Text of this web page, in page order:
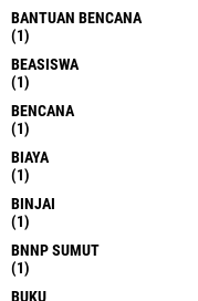
BANTUAN BENCANA
(1)
BEASISWA
(1)
BENCANA
(1)
BIAYA
(1)
BINJAI
(1)
BNNP SUMUT
(1)
BUKU